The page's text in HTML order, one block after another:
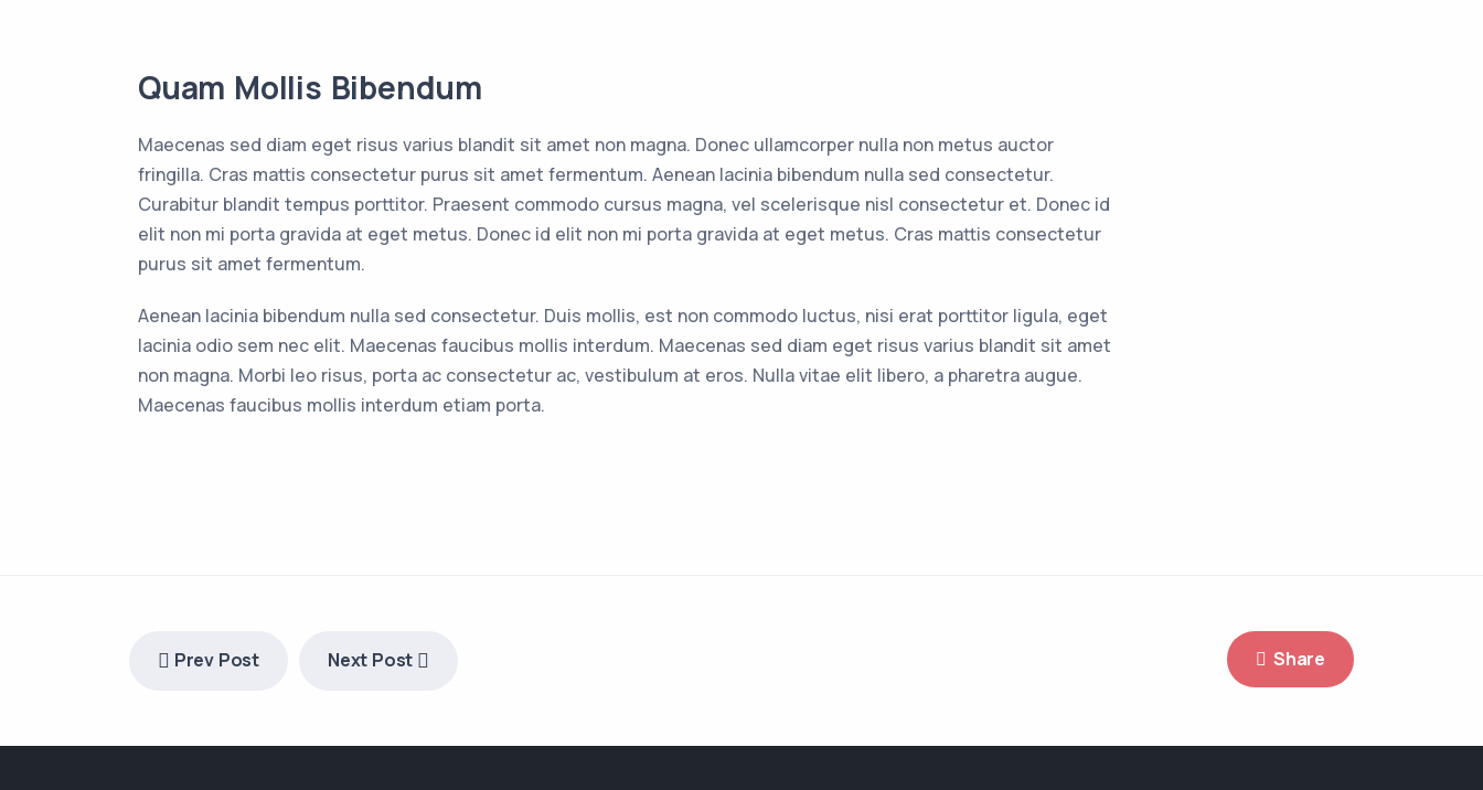
Quam Mollis Bibendum
Maecenas sed diam eget risus varius blandit sit amet non magna. Donec ullamcorper nulla non metus auctor
fringilla. Cras mattis consectetur purus sit amet fermentum. Aenean lacinia bibendum nulla sed consectetur.
Curabitur blandit tempus porttitor. Praesent commodo cursus magna, vel scelerisque nisl consectetur et. Donec id
elit non mi porta gravida at eget metus. Donec id elit non mi porta gravida at eget metus. Cras mattis consectetur
purus sit amet fermentum.
Aenean lacinia bibendum nulla sed consectetur. Duis mollis, est non commodo luctus, nisi erat porttitor ligula, eget
lacinia odio sem nec elit. Maecenas faucibus mollis interdum. Maecenas sed diam eget risus varius blandit sit amet
non magna. Morbi leo risus, porta ac consectetur ac, vestibulum at eros. Nulla vitae elit libero, a pharetra augue.
Maecenas faucibus mollis interdum etiam porta.
Prev Post Next Post Share